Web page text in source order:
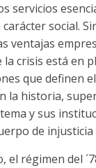
servicios
social.
ventajas
la crisis está en
que definen
la historia,
y sus
de injusticia
el régimen del